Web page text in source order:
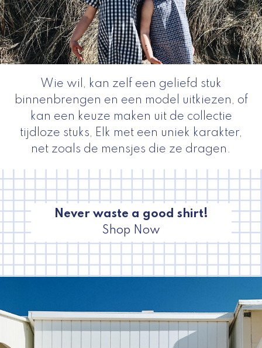
Wie wil, kan zelf een geliefd stuk
binnenbrengen en een model uitkiezen, of
kan een keuze maken uit de collectie
tijdloze stuks, Elk met een uniek karakter,
net zoals de mensjes die ze dragen.
Never waste a good shirt!
Shop Now